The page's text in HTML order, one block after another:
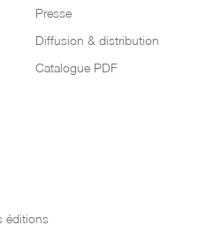
Presse
Diffusion & distribution
Catalogue PDF
éditions